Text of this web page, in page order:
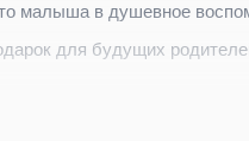
малыша в душевное
для будущих